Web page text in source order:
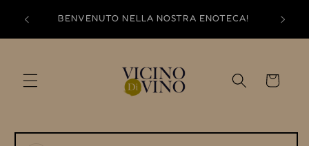
direttamenteBENVENUTO NELLA NOSTRA ENOTECA!
Carrello
Passa alle